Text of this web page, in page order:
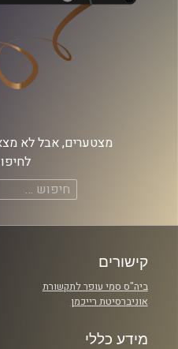
מצטערים, אבל לא
חיפוש:
קישורים
ביה"ס סמי עופר לתקשורת
אוניברסיטת רייכמן
מידע כללי